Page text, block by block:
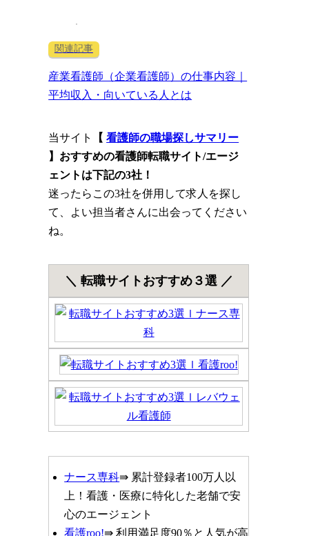
産業看護師（企業看護師）の仕事内容｜
平均収入・向いている人とは
当サイト 【看護師の職場探しサマリー
】おすすめの看護師転職サイト/エージ
ェントは下記の3社！
迷ったらこの3社を併用して求人を探し
て、よい担当者さんに出会ってください
ね。
＼ 転職サイトおすすめ３選 ／
ナース専科⇛ 累計登録者100万人以
上！看護・医療に特化した老舗で安
心のエージェント
看護roo!⇛ 利用満足度90％と人気が高